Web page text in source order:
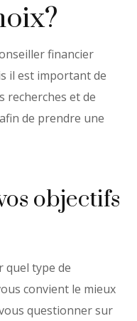
financier
il est important de
recherches et de
de prendre une
objectifs
quel type de
convient le mieux
questionner sur